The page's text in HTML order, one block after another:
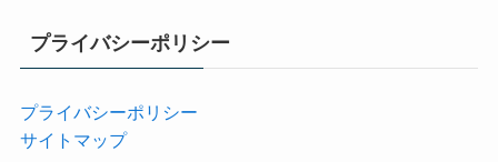
プライバシーポリシー
プライバシーポリシー
サイトマップ